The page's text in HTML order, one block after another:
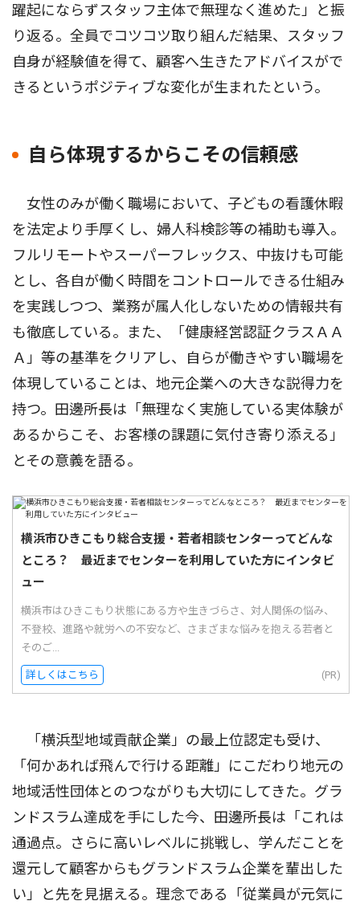
躍起にならずスタッフ主体で無理なく進めた」と振
り返る。全員でコツコツ取り組んだ結果、スタッフ
自身が経験値を得て、顧客へ生きたアドバイスがで
きるというポジティブな変化が生まれたという。
自ら体現するからこその信頼感
女性のみが働く職場において、子どもの看護休暇
を法定より手厚くし、婦人科検診等の補助も導入。
フルリモートやスーパーフレックス、中抜けも可能
とし、各自が働く時間をコントロールできる仕組み
を実践しつつ、業務が属人化しないための情報共有
も徹底している。また、「健康経営認証クラスＡＡ
Ａ」等の基準をクリアし、自らが働きやすい職場を
体現していることは、地元企業への大きな説得力を
持つ。田邊所長は「無理なく実施している実体験が
あるからこそ、お客様の課題に気付き寄り添える」
とその意義を語る。
横浜市ひきこもり総合支援・若者相談センターってどんな
ところ？ 最近までセンターを利用していた方にインタビ
ュー
横浜市はひきこもり状態にある方や生きづらさ、対人関係の悩み、
不登校、進路や就労への不安など、さまざまな悩みを抱える若者と
そのご...
詳しくはこちら (PR)
「横浜型地域貢献企業」の最上位認定も受け、
「何かあれば飛んで行ける距離」にこだわり地元の
地域活性団体とのつながりも大切にしてきた。グラ
ンドスラム達成を手にした今、田邊所長は「これは
通過点。さらに高いレベルに挑戦し、学んだことを
還元して顧客からもグランドスラム企業を輩出した
い」と先を見据える。理念である「従業員が元気に